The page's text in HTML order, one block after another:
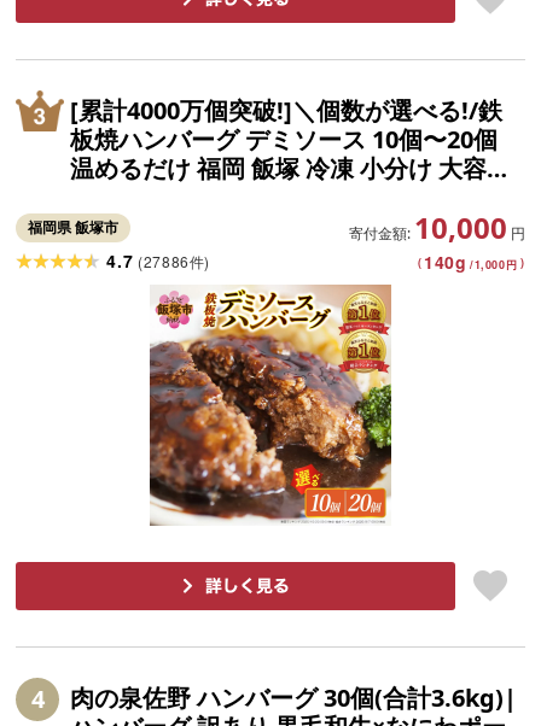
[累計4000万個突破!]＼個数が選べる!/鉄
板焼ハンバーグ デミソース 10個〜20個
温めるだけ 福岡 飯塚 冷凍 小分け 大容量
お試し
福岡県 飯塚市 寄付金額: 10,000 円
( 140g /1,000円 )
4.7 (27886件)
4
肉の泉佐野 ハンバーグ 30個(合計3.6kg)|